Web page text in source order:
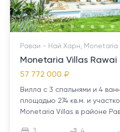
Раваи - Най Харн, Monetaria
Monetaria Villas Rawai
57 772 000 ₽
Вилла с 3 спальнями и 4
площадью 274 кв.м. и
Monetaria Villas в районе